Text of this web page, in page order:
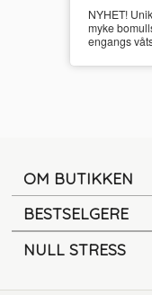
NYHET!
myke
engangs
OM BUTIKKEN
BESTSELGERE
NULL STRESS